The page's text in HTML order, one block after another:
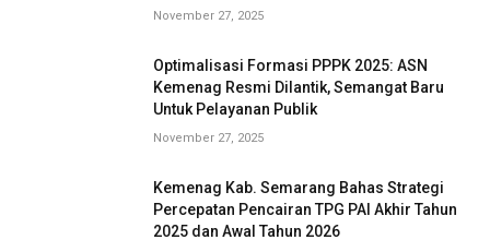
November 27, 2025
Optimalisasi Formasi PPPK 2025: ASN
Kemenag Resmi Dilantik, Semangat Baru
Untuk Pelayanan Publik
November 27, 2025
Kemenag Kab. Semarang Bahas Strategi
Percepatan Pencairan TPG PAI Akhir Tahun
2025 dan Awal Tahun 2026